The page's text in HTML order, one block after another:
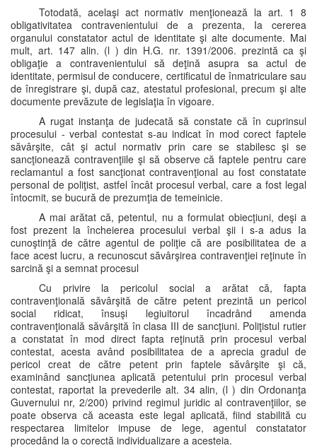
Totodată, acelaşi act normativ menţionează la art. 1 8
obligativitatea contravenientului de a prezenta, Ia cererea
organului constatator actul de identitate şi alte documente. Mai
mult, art. 147 alin. (l ) din H.G. nr. 1391/2006. prezintă ca şi
obligaţie a contravenientului să deţină asupra sa actul de
identitate, permisul de conducere, certificatul de înmatriculare sau
de înregistrare şi, după caz, atestatul profesional, precum şi alte
documente prevăzute de legislaţia în vigoare.
A rugat instanţa de judecată să constate că în cuprinsul
procesului - verbal contestat s-au indicat în mod corect faptele
săvârşite, cât şi actul normativ prin care se stabilesc şi se
sancţionează contravenţiile şi să observe că faptele pentru care
reclamantul a fost sancţionat contravenţional au fost constatate
personal de poliţist, astfel încât procesul verbal, care a fost legal
întocmit, se bucură de prezumţia de temeinicie.
A mai arătat că, petentul, nu a formulat obiecţiuni, deşi a
fost prezent la încheierea procesului verbal şii i s-a adus Ia
cunoştinţă de către agentul de poliţie că are posibilitatea de a
face acest lucru, a recunoscut săvârşirea contravenţiei reţinute în
sarcină şi a semnat procesul
Cu privire la pericolul social a arătat că, fapta
contravenţională săvârşită de către petent prezintă un pericol
social ridicat, însuşi legiuitorul încadrând amenda
contravenţională săvârşită în clasa III de sancţiuni. Poliţistul rutier
a constatat în mod direct fapta reţinută prin procesul verbal
contestat, acesta având posibilitatea de a aprecia gradul de
pericol creat de către petent prin faptele săvârşite şi că,
examinând sancţiunea aplicată petentului prin procesul verbal
contestat, raportat la prevederile alt. 34 alin, (l ) din Ordonanţa
Guvernului nr, 2/200) privind regimul juridic al contravenţiilor, se
poate observa că aceasta este legal aplicată, fiind stabilită cu
respectarea limitelor impuse de lege, agentul constatator
procedând la o corectă individualizare a acesteia.